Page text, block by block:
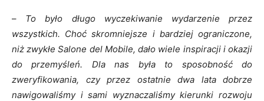
– To było długo wyczekiwanie wydarzenie przez
wszystkich. Choć skromniejsze i bardziej ograniczone,
niż zwykłe Salone del Mobile, dało wiele inspiracji i okazji
do przemyśleń. Dla nas była to sposobność do
zweryfikowania, czy przez ostatnie dwa lata dobrze
nawigowaliśmy i sami wyznaczaliśmy kierunki rozwoju